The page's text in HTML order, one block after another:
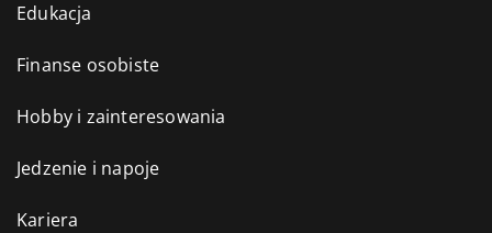
Edukacja
Finanse osobiste
Hobby i zainteresowania
Jedzenie i napoje
Kariera